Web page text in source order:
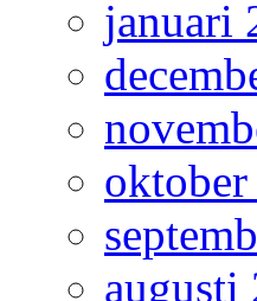
januari
augusti